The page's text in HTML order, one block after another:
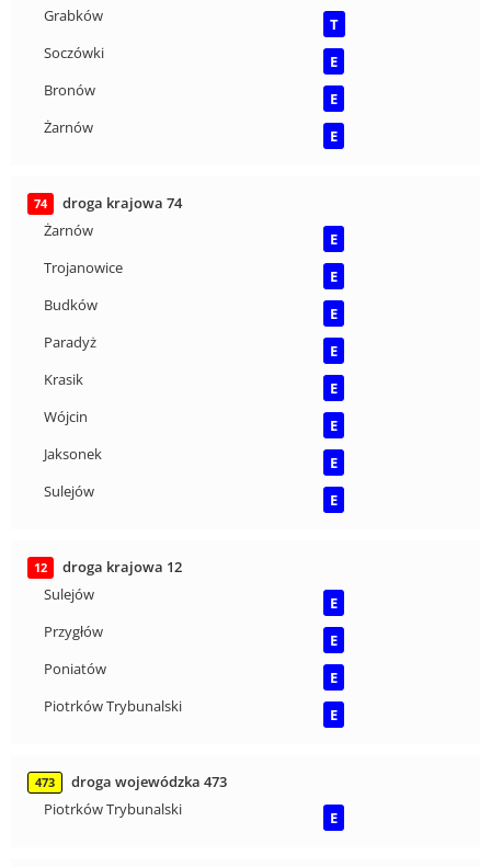
Grabków
T
Soczówki
E
Bronów
E
Żarnów
E
74
droga krajowa 74
Żarnów
E
Trojanowice
E
Budków
E
Paradyż
E
Krasik
E
Wójcin
E
Jaksonek
E
Sulejów
E
12
droga krajowa 12
Sulejów
E
Przygłów
E
Poniatów
E
Piotrków Trybunalski
E
473
droga wojewódzka 473
Piotrków Trybunalski
E